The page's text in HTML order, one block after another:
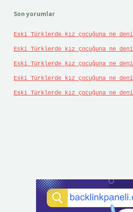
Son yorumlar
Eski Türklerde kız çocuğuna ne
Eski Türklerde kız çocuğuna ne
Eski Türklerde kız çocuğuna ne
Eski Türklerde kız çocuğuna ne
Eski Türklerde kız çocuğuna ne